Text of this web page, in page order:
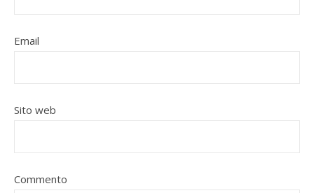
Email
Sito web
Commento